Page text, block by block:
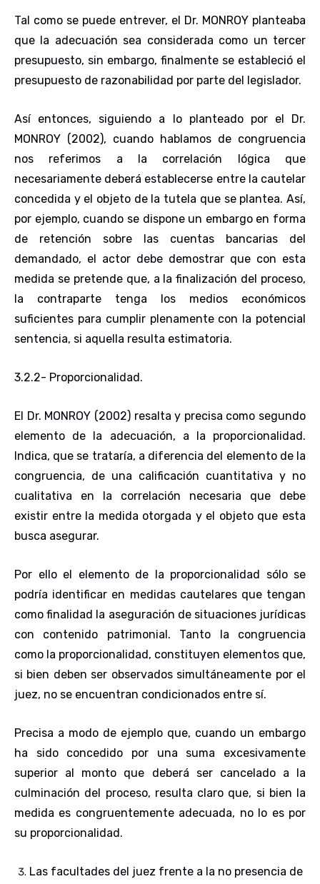
Tal como se puede entrever, el Dr. MONROY planteaba
que la adecuación sea considerada como un tercer
presupuesto, sin embargo, finalmente se estableció el
presupuesto de razonabilidad por parte del legislador.
Así entonces, siguiendo a lo planteado por el Dr.
MONROY (2002), cuando hablamos de congruencia
nos referimos a la correlación lógica que
necesariamente deberá establecerse entre la cautelar
concedida y el objeto de la tutela que se plantea. Así,
por ejemplo, cuando se dispone un embargo en forma
de retención sobre las cuentas bancarias del
demandado, el actor debe demostrar que con esta
medida se pretende que, a la finalización del proceso,
la contraparte tenga los medios económicos
suficientes para cumplir plenamente con la potencial
sentencia, si aquella resulta estimatoria.
3.2.2- Proporcionalidad .
El Dr. MONROY (2002) resalta y precisa como segundo
elemento de la adecuación, a la proporcionalidad.
Indica, que se trataría, a diferencia del elemento de la
congruencia, de una calificación cuantitativa y no
cualitativa en la correlación necesaria que debe
existir entre la medida otorgada y el objeto que esta
busca asegurar.
Por ello el elemento de la proporcionalidad sólo se
podría identificar en medidas cautelares que tengan
como finalidad la aseguración de situaciones jurídicas
con contenido patrimonial. Tanto la congruencia
como la proporcionalidad, constituyen elementos que,
si bien deben ser observados simultáneamente por el
juez, no se encuentran condicionados entre sí.
Precisa a modo de ejemplo que, cuando un embargo
ha sido concedido por una suma excesivamente
superior al monto que deberá ser cancelado a la
culminación del proceso, resulta claro que, si bien la
medida es congruentemente adecuada, no lo es por
su proporcionalidad.
Las facultades del juez frente a la no presencia de